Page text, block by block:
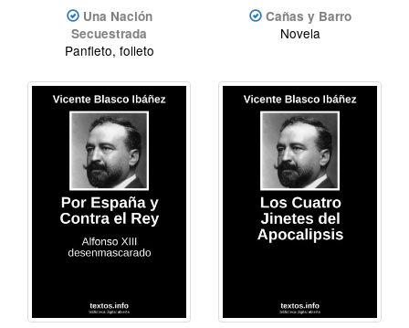
Una Nación
Secuestrada
Panfleto, folleto
Cañas y Barro
Novela